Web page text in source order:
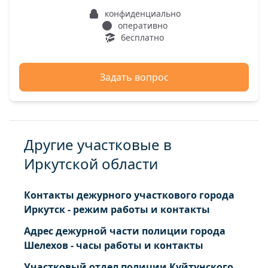
Участок Новогродинск нп
Участок Таежный нп
конфиденциально
оперативно
бесплатно
Задать вопрос
Другие участковые в
Иркутской области
Контакты дежурного участкового города
Иркутск - режим работы и контакты
Адрес дежурной части полиции города
Шелехов - часы работы и контакты